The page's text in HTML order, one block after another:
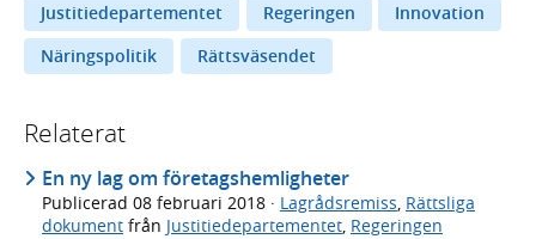
Justitiedepartementet
Regeringen
Innovation
Näringspolitik
Rättsväsendet
Relaterat
En ny lag om företagshemligheter
Publicerad 08 februari 2018 · Lagrådsremiss, Rättsliga
dokument från Justitiedepartementet, Regeringen